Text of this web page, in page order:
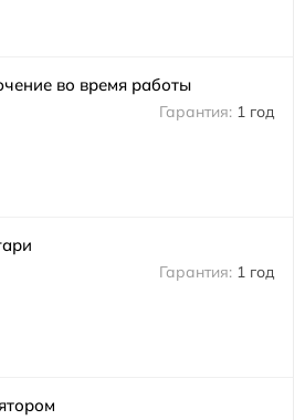
во время работы
1 год
1 год